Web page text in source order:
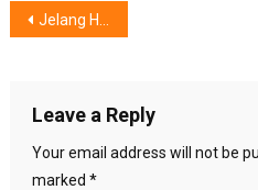
Post
Jelang Hari Pariwisata Sedunia, Indonesia Salah Satu Pasar Utama !
Leave a Reply
Your email address will not be
marked *